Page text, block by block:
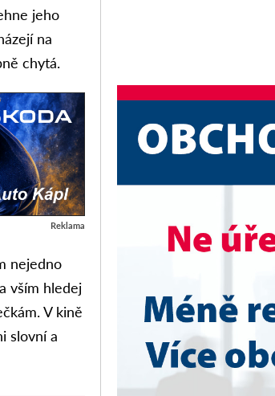
jeho
na
chytá.
Reklama
nejedno
vším hledej
V kině
slovní a